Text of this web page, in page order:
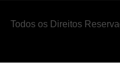
Todos os Direitos